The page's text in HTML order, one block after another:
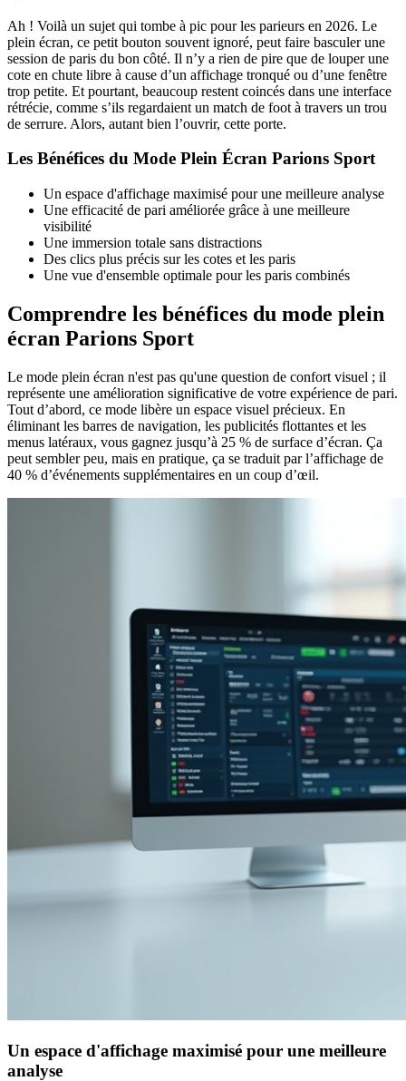
Ah ! Voilà un sujet qui tombe à pic pour les parieurs en 2026. Le
plein écran, ce petit bouton souvent ignoré, peut faire basculer une
session de paris du bon côté. Il n’y a rien de pire que de louper une
cote en chute libre à cause d’un affichage tronqué ou d’une fenêtre
trop petite. Et pourtant, beaucoup restent coincés dans une interface
rétrécie, comme s’ils regardaient un match de foot à travers un trou
de serrure. Alors, autant bien l’ouvrir, cette porte.
Les Bénéfices du Mode Plein Écran Parions Sport
Un espace d'affichage maximisé pour une meilleure analyse
Une efficacité de pari améliorée grâce à une meilleure
visibilité
Une immersion totale sans distractions
Des clics plus précis sur les cotes et les paris
Une vue d'ensemble optimale pour les paris combinés
Comprendre les bénéfices du mode plein
écran Parions Sport
Le mode plein écran n'est pas qu'une question de confort visuel ; il
représente une amélioration significative de votre expérience de pari.
Tout d’abord, ce mode libère un espace visuel précieux. En
éliminant les barres de navigation, les publicités flottantes et les
menus latéraux, vous gagnez jusqu’à 25 % de surface d’écran. Ça
peut sembler peu, mais en pratique, ça se traduit par l’affichage de
40 % d’événements supplémentaires en un coup d’œil.
Un espace d'affichage maximisé pour une meilleure
analyse